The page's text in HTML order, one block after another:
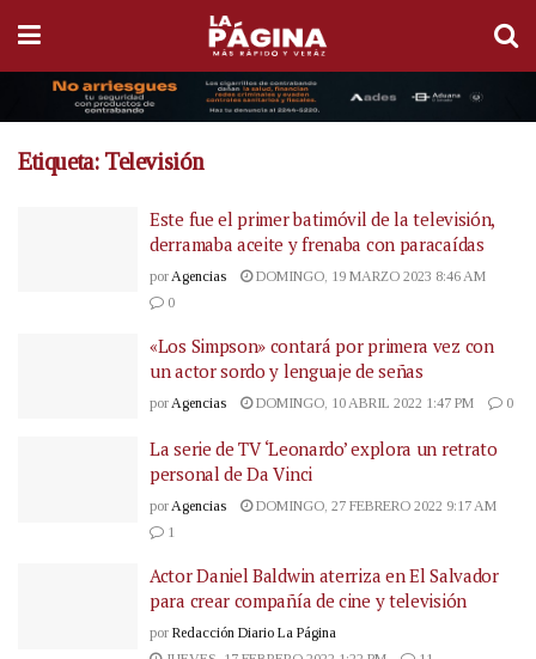
Etiqueta: Televisión
Este fue el primer batimóvil de la televisión,
derramaba aceite y frenaba con paracaídas
por Agencias
DOMINGO, 19 MARZO 2023 8:46 AM
0
«Los Simpson» contará por primera vez con
un actor sordo y lenguaje de señas
por Agencias DOMINGO, 10 ABRIL 2022 1:47 PM 0
La serie de TV ‘Leonardo’ explora un retrato
personal de Da Vinci
porAgencias
DOMINGO, 27 FEBRERO 2022 9:17 AM
1
Actor Daniel Baldwin aterriza en El Salvador
para crear compañía de cine y televisión
por Redacción Diario La Página